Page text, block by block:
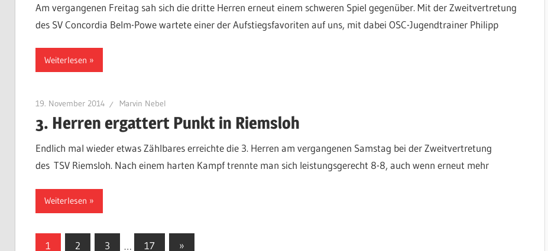
Am vergangenen Freitag sah sich die dritte Herren erneut einem schweren Spiel gegenüber. Mit der Zweitvertretung
des SV Concordia Belm-Powe wartete einer der Aufstiegsfavoriten auf uns, mit dabei OSC-Jugendtrainer Philipp
Weiterlesen
19. November 2014 Marvin Nebel
3. Herren ergattert Punkt in Riemsloh
Endlich mal wieder etwas Zählbares erreichte die 3. Herren am vergangenen Samstag bei der Zweitvertretung
des TSV Riemsloh. Nach einem harten Kampf trennte man sich leistungsgerecht 8-8, auch wenn erneut mehr
Weiterlesen
Seitennummerierung
1 2 3 … 17 Nächste
»